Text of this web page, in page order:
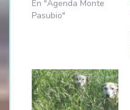
En "Agenda Monte
Pasubio"